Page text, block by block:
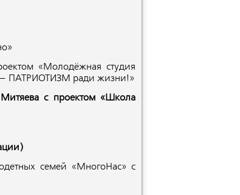
«Молодёжная студия
— ПАТРИОТИЗМ ради жизни!»
с проектом «Школа
семей «МногоНас» с